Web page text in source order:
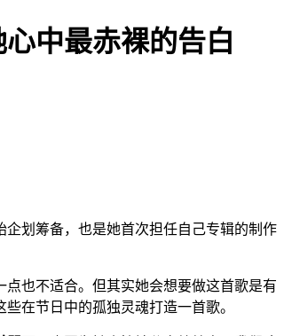
中最赤裸的告白
划筹备，也是她首次担任自己专辑的制作
也不适合。但其实她会想要做这首歌是有
在节日中的孤独灵魂打造一首歌。